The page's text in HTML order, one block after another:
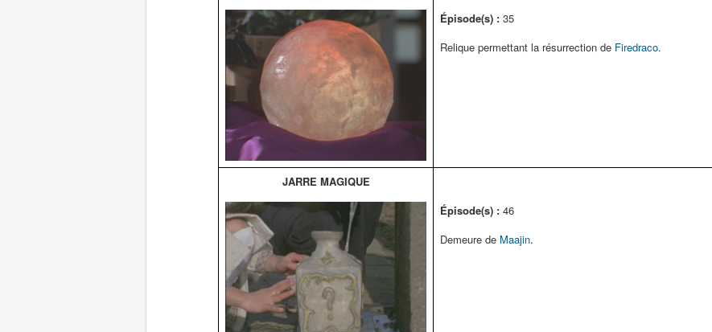
Épisode(s) : 35
Relique permettant la résurrection de Firedraco.
JARRE MAGIQUE
Épisode(s) : 46
Demeure de Maajin.